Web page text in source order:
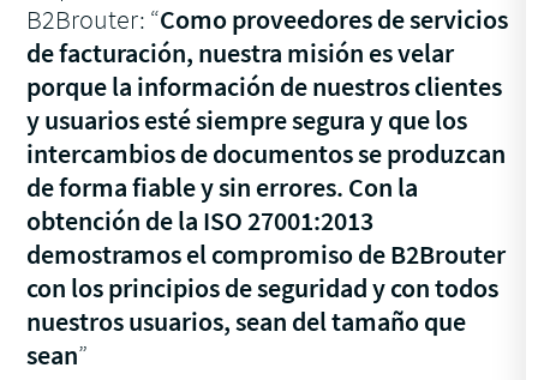
B2Brouter: “Como proveedores de servicios
de facturación, nuestra misión es velar
porque la información de nuestros clientes
y usuarios esté siempre segura y que los
intercambios de documentos se produzcan
de forma fiable y sin errores. Con la
obtención de la ISO 27001:2013
demostramos el compromiso de B2Brouter
con los principios de seguridad y con todos
nuestros usuarios, sean del tamaño que
sean”